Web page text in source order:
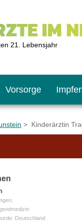
IM
21. Lebensjahr
Vorsorge
> Kinderärztin
Deutschland